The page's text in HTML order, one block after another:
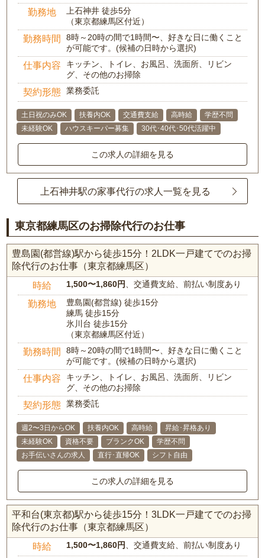
勤務地
上石神井 徒歩5分
（東京都練馬区付近）
勤務時間
8時～20時の間で1時間〜、好きな日に働くこと
が可能です。(候補の日時から選択)
仕事内容
キッチン、トイレ、お風呂、洗面所、リビン
グ、その他のお掃除
契約形態 業務委託
土日祝のみOK 扶養内OK 交通費支給 高時給
学歴不問
未経験OK
ハウスキーパー募集 30代･40代･50代活躍中
この求人の詳細を見る
上石神井駅の家事代行の求人一覧を見る
東京都練馬区のお掃除代行のお仕事
豊島園(都営線)駅から徒歩15分！2LDK一戸建てでのお掃
除代行のお仕事（東京都練馬区）
時給 1,500〜1,860円 、交通費支給、前払い制度あり
勤務地
豊島園(都営線) 徒歩15分
練馬 徒歩15分
氷川台 徒歩15分
（東京都練馬区付近）
勤務時間
8時～20時の間で1時間〜、好きな日に働くこと
が可能です。(候補の日時から選択)
仕事内容
キッチン、トイレ、お風呂、洗面所、リビン
グ、その他のお掃除
契約形態 業務委託
週2〜3日からOK 扶養内OK 高時給
昇給･昇格あり
未経験OK
資格不要 ブランクOK
学歴不問
お手伝いさんの求人
直行･直帰OK シフト自由
この求人の詳細を見る
平和台(東京都)駅から徒歩15分！3LDK一戸建てでのお掃
除代行のお仕事（東京都練馬区）
時給 1,500〜1,860円 、交通費支給、前払い制度あり